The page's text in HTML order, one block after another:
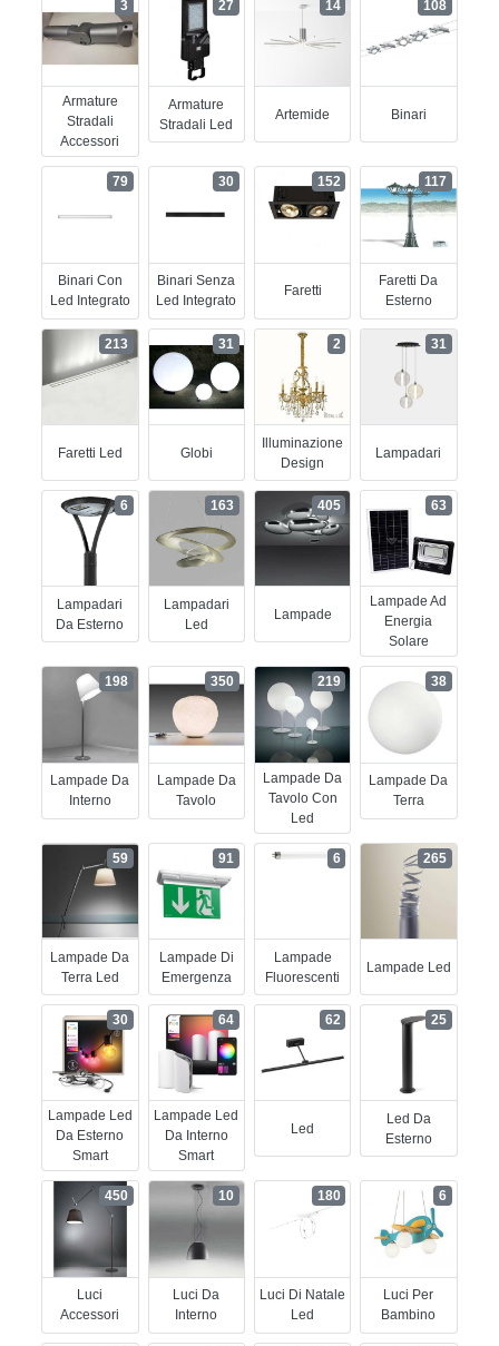
Armature
Stradali
Accessori
3
Armature
Stradali Led
27
Artemide
14
Binari
108
Binari Con
Led Integrato
79
Binari Senza
Led Integrato
30
Faretti
152
Faretti Da
Esterno
117
Faretti Led
213
Globi
31
Illuminazione
Design
2
Lampadari
31
Lampadari
Da Esterno
6
Lampadari
Led
163
Lampade
405
Lampade Ad
Energia
Solare
63
Lampade Da
Interno
198
Lampade Da
Tavolo
350
Lampade Da
Tavolo Con
Led
219
Lampade Da
Terra
38
Lampade Da
Terra Led
59
Lampade Di
Emergenza
91
Lampade
Fluorescenti
6
Lampade Led
265
Lampade Led
Da Esterno
Smart
30
Lampade Led
Da Interno
Smart
64
Led
62
Led Da
Esterno
25
Luci
Accessori
450
Luci Da
Interno
10
Luci Di Natale
Led
180
Luci Per
Bambino
6